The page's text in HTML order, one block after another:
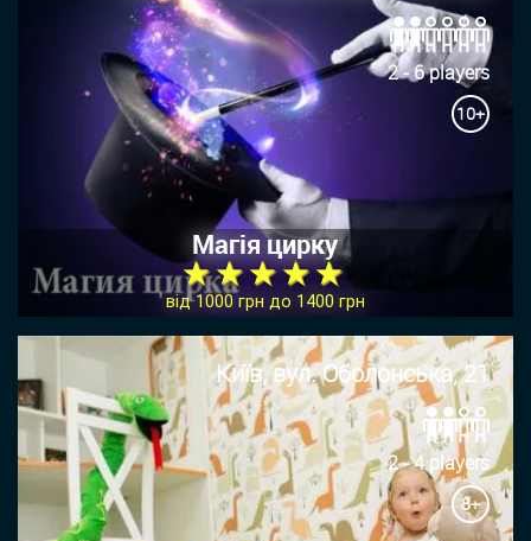
2 - 6 players
10+
Магія цирку
★ ★ ★ ★ ★
від 1000 грн до 1400 грн
Київ, вул. Оболонська, 21
2 - 4 players
8+